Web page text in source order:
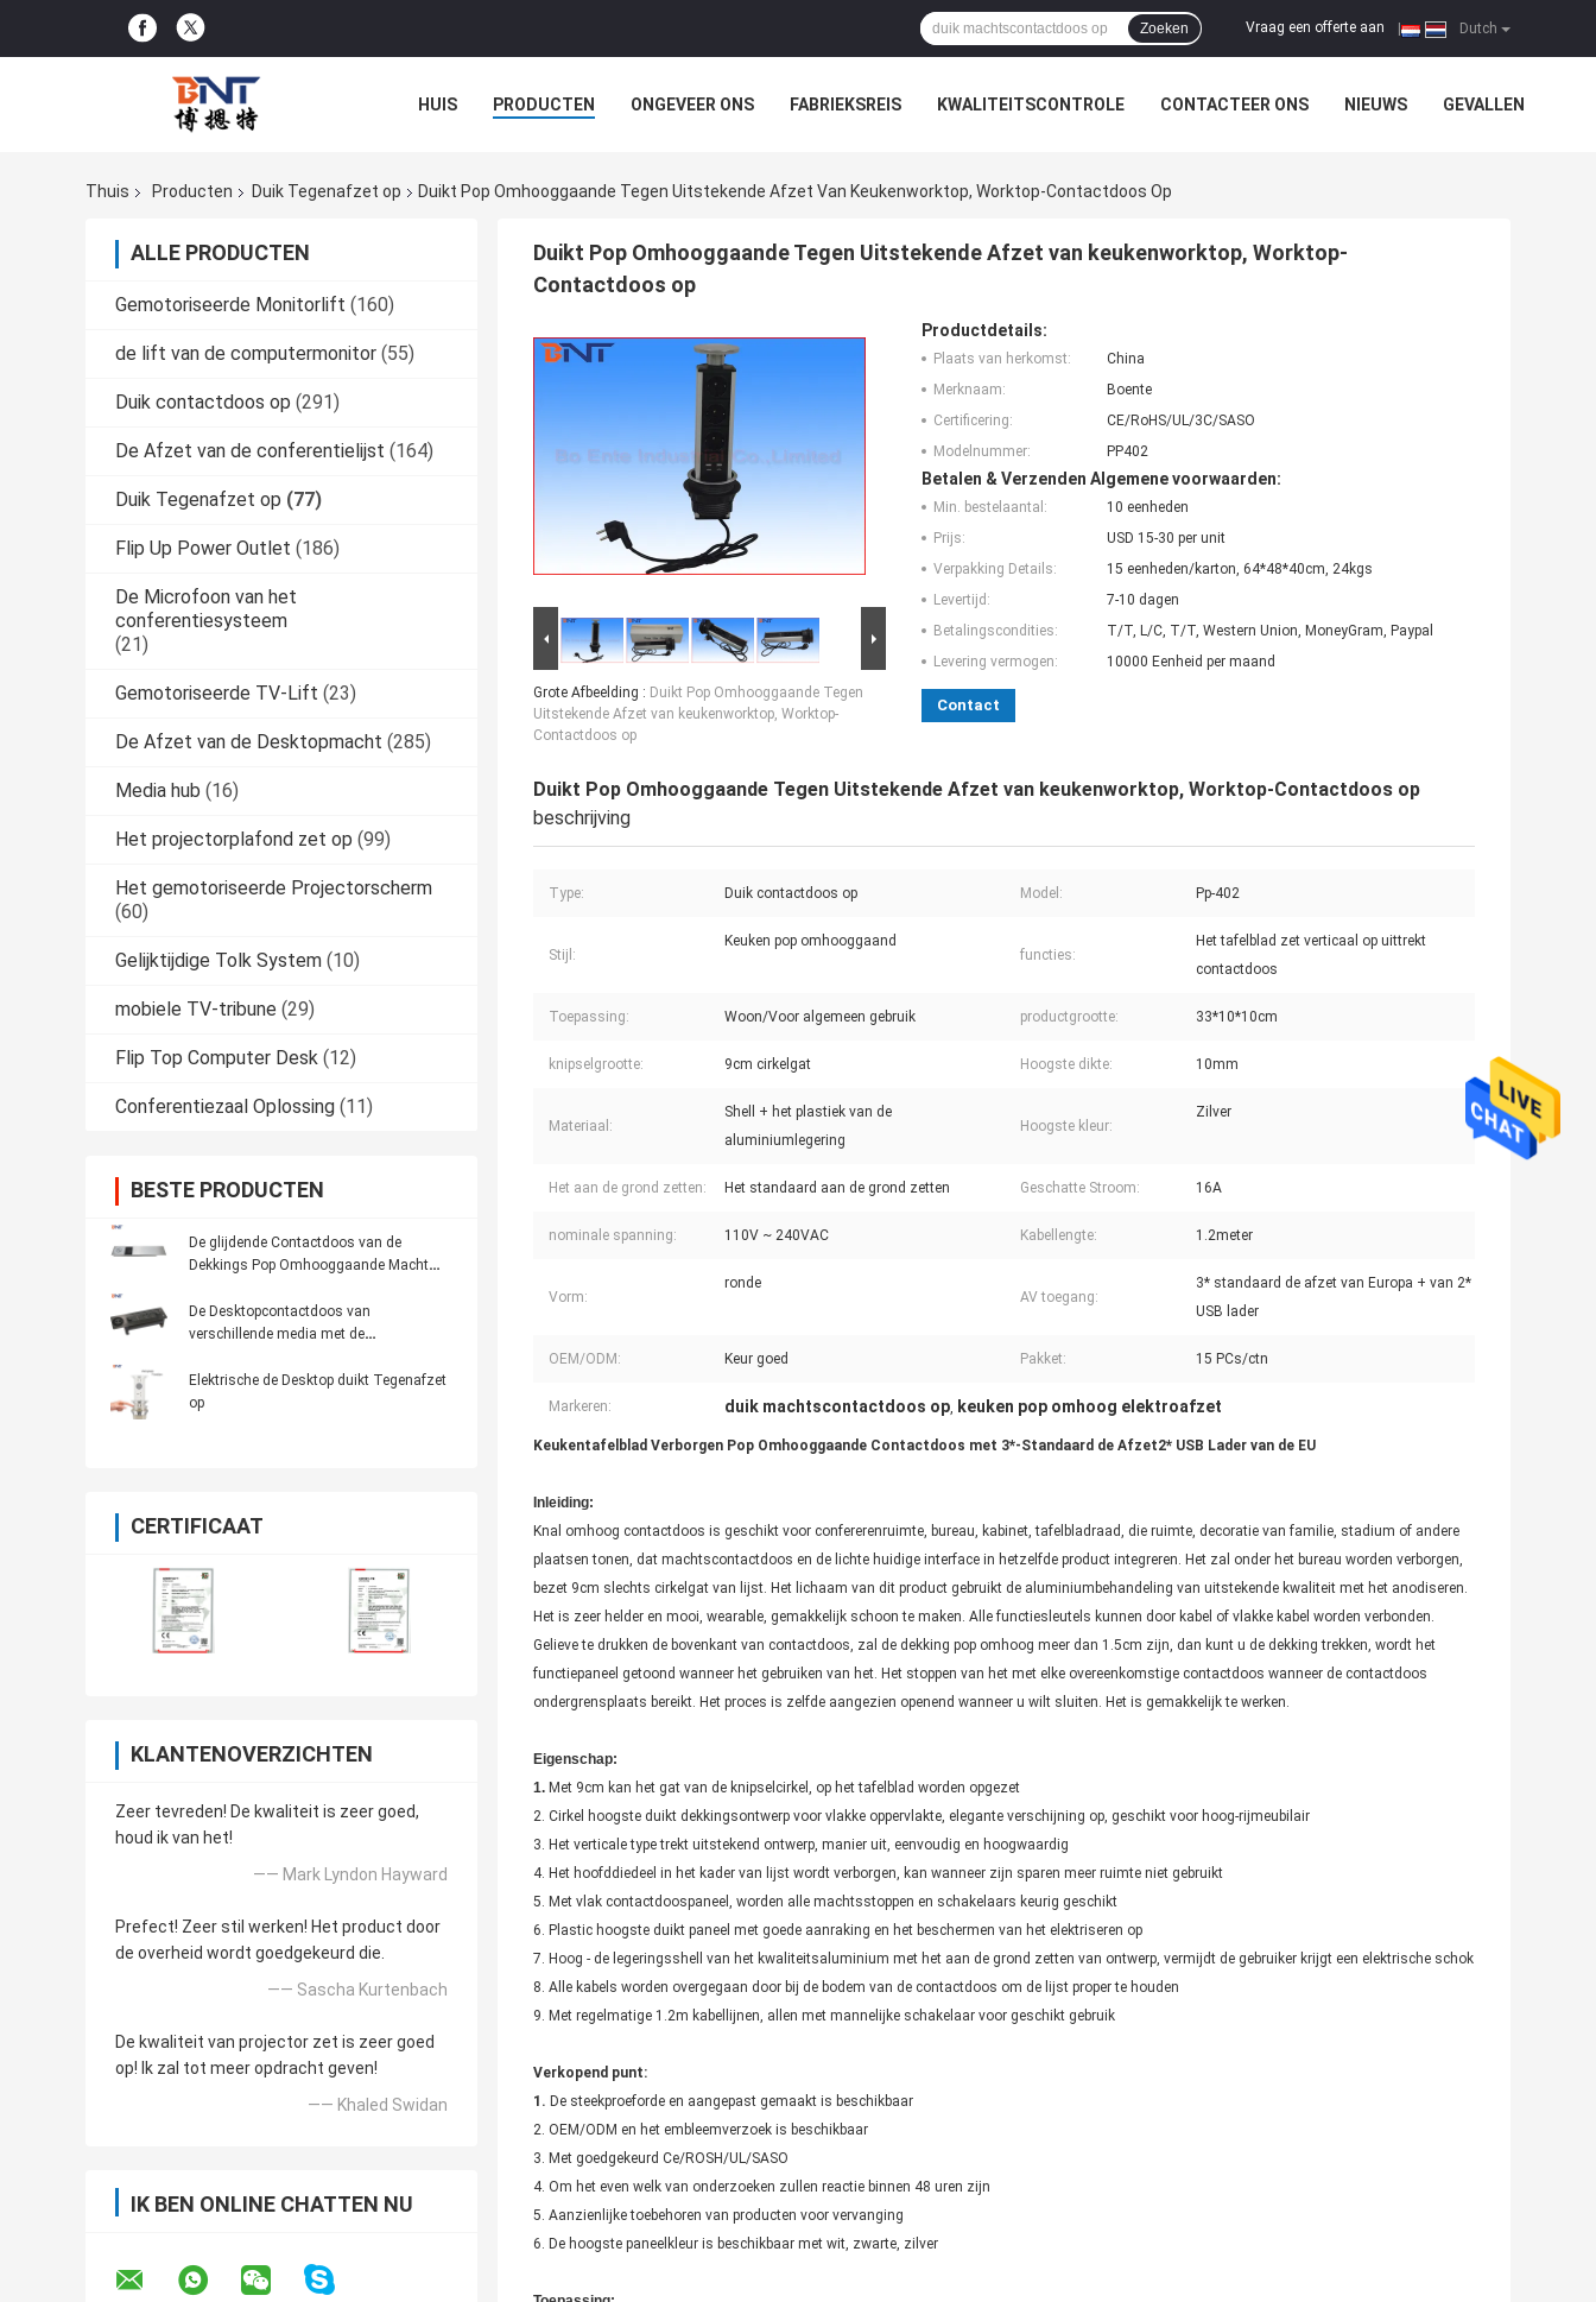
Dutch
Vraag een offerte aan
Zoeken
HUIS PRODUCTEN ONGEVEER ONS FABRIEKSREIS KWALITEITSCONTROLE CONTACTEER ONS NIEUWS GEVALLEN
Thuis
Producten Duik Tegenafzet op Duikt Pop Omhooggaande Tegen Uitstekende Afzet Van Keukenworktop, Worktop-Contactdoos Op
ALLE PRODUCTEN
Gemotoriseerde Monitorlift (160)
de lift van de computermonitor (55)
Duik contactdoos op (291)
De Afzet van de conferentielijst (164)
Duik Tegenafzet op (77)
Flip Up Power Outlet (186)
De Microfoon van het
conferentiesysteem
(21)
Gemotoriseerde TV-Lift (23)
De Afzet van de Desktopmacht (285)
Media hub (16)
Het projectorplafond zet op (99)
Het gemotoriseerde Projectorscherm
(60)
Gelijktijdige Tolk System (10)
mobiele TV-tribune (29)
Flip Top Computer Desk (12)
Conferentiezaal Oplossing (11)
BESTE PRODUCTEN
De glijdende Contactdoos van de
Dekkings Pop Omhooggaande Macht
De Desktopcontactdoos van
verschillende media met de
Aluminiumlegering
Elektrische de Desktop duikt Tegenafzet
op
CERTIFICAAT
KLANTENOVERZICHTEN
Zeer tevreden! De kwaliteit is zeer goed,
houd ik van het!
—— Mark Lyndon Hayward
Prefect! Zeer stil werken! Het product door
de overheid wordt goedgekeurd die.
—— Sascha Kurtenbach
De kwaliteit van projector zet is zeer goed
op! Ik zal tot meer opdracht geven!
—— Khaled Swidan
IK BEN ONLINE CHATTEN NU
Duikt Pop Omhooggaande Tegen Uitstekende Afzet van keukenworktop, Worktop-
Contactdoos op
Grote Afbeelding : Duikt Pop Omhooggaande Tegen
Uitstekende Afzet van keukenworktop, Worktop-
Contactdoos op
Productdetails:
Plaats van herkomst:
China
Merknaam:
Boente
Certificering:
CE/RoHS/UL/3C/SASO
Modelnummer:
PP402
Betalen & Verzenden Algemene voorwaarden:
Min. bestelaantal:
10 eenheden
Prijs:
USD 15-30 per unit
Verpakking Details:
15 eenheden/karton, 64*48*40cm, 24kgs
Levertijd:
7-10 dagen
Betalingscondities:
T/T, L/C, T/T, Western Union, MoneyGram, Paypal
Levering vermogen:
10000 Eenheid per maand
Contact
Duikt Pop Omhooggaande Tegen Uitstekende Afzet van keukenworktop, Worktop-Contactdoos op
beschrijving
Type: Duik contactdoos op Model: Pp-402
Stijl:
Keuken pop omhooggaand
functies:
Het tafelblad zet verticaal op uittrekt
contactdoos
Toepassing: Woon/Voor algemeen gebruik productgrootte: 33*10*10cm
knipselgrootte: 9cm cirkelgat Hoogste dikte: 10mm
Materiaal:
Shell + het plastiek van de
aluminiumlegering
Hoogste kleur:
Zilver
Het aan de grond zetten: Het standaard aan de grond zetten Geschatte Stroom: 16A
nominale spanning: 110V ~ 240VAC Kabellengte: 1.2meter
Vorm:
ronde
AV toegang:
3* standaard de afzet van Europa + van 2*
USB lader
OEM/ODM: Keur goed Pakket: 15 PCs/ctn
Markeren: duik machtscontactdoos op, keuken pop omhoog elektroafzet
Keukentafelblad Verborgen Pop Omhooggaande Contactdoos met 3*-Standaard de Afzet2* USB Lader van de EU
Inleiding:
Knal omhoog contactdoos is geschikt voor confererenruimte, bureau, kabinet, tafelbladraad, die ruimte, decoratie van familie, stadium of andere
plaatsen tonen, dat machtscontactdoos en de lichte huidige interface in hetzelfde product integreren. Het zal onder het bureau worden verborgen,
bezet 9cm slechts cirkelgat van lijst. Het lichaam van dit product gebruikt de aluminiumbehandeling van uitstekende kwaliteit met het anodiseren.
Het is zeer helder en mooi, wearable, gemakkelijk schoon te maken. Alle functiesleutels kunnen door kabel of vlakke kabel worden verbonden.
Gelieve te drukken de bovenkant van contactdoos, zal de dekking pop omhoog meer dan 1.5cm zijn, dan kunt u de dekking trekken, wordt het
functiepaneel getoond wanneer het gebruiken van het. Het stoppen van het met elke overeenkomstige contactdoos wanneer de contactdoos
ondergrensplaats bereikt. Het proces is zelfde aangezien openend wanneer u wilt sluiten. Het is gemakkelijk te werken.
Eigenschap:
1. Met 9cm kan het gat van de knipselcirkel, op het tafelblad worden opgezet
2. Cirkel hoogste duikt dekkingsontwerp voor vlakke oppervlakte, elegante verschijning op, geschikt voor hoog-rijmeubilair
3. Het verticale type trekt uitstekend ontwerp, manier uit, eenvoudig en hoogwaardig
4. Het hoofddiedeel in het kader van lijst wordt verborgen, kan wanneer zijn sparen meer ruimte niet gebruikt
5. Met vlak contactdoospaneel, worden alle machtsstoppen en schakelaars keurig geschikt
6. Plastic hoogste duikt paneel met goede aanraking en het beschermen van het elektriseren op
7. Hoog - de legeringsshell van het kwaliteitsaluminium met het aan de grond zetten van ontwerp, vermijdt de gebruiker krijgt een elektrische schok
8. Alle kabels worden overgegaan door bij de bodem van de contactdoos om de lijst proper te houden
9. Met regelmatige 1.2m kabellijnen, allen met mannelijke schakelaar voor geschikt gebruik
Verkopend punt:
1. De steekproeforde en aangepast gemaakt is beschikbaar
2. OEM/ODM en het embleemverzoek is beschikbaar
3. Met goedgekeurd Ce/ROSH/UL/SASO
4. Om het even welk van onderzoeken zullen reactie binnen 48 uren zijn
5. Aanzienlijke toebehoren van producten voor vervanging
6. De hoogste paneelkleur is beschikbaar met wit, zwarte, zilver